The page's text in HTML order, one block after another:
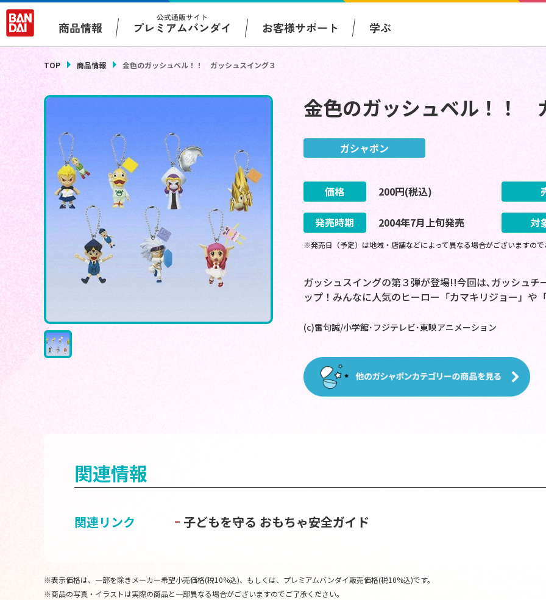
商品情報
公式通販サイト
プレミアムバンダイ お客様サポート 学ぶ
TOP 商品情報 金色のガッシュベル！！ ガッシュスイング３
金色のガッシュベル！！
ガシャポン
価格 200円(税込)
発売時期 2004年7月上旬発売 対
※発売日（予定）は地域・店舗などによって異なる場合がございますの
ガッシュスイングの第３弾が登場!!今回は､ガッシュ
ップ！みんなに人気のヒーロー「カマキリジョー」や
(c)雷句誠/小学館･フジテレビ･東映アニメーション
関連情報
関連リンク 子どもを守る おもちゃ安全ガイド
※表示価格は、一部を除きメーカー希望小売価格(税10%込)、もしくは、プレミアムバンダイ販売価格(税10%込)です。
※商品の写真・イラストは実際の商品と一部異なる場合がございますのでご了承ください。